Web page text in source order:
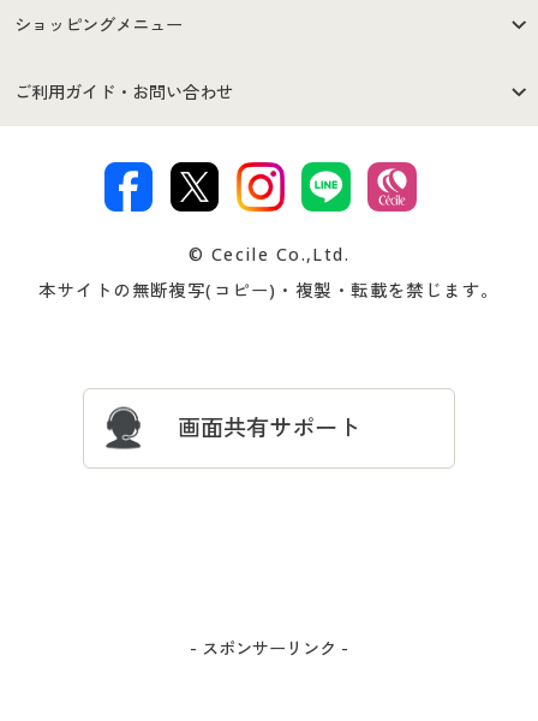
はじめての方へ
セシールご利用規約
著作権・商標について 会社案内
ショッピングメニュー
商品カテゴリ
プレゼント＆キャンペーン サイトマップ
ご利用ガイド・お問い合わせ
交換・返品は お支払は
ついて
忘れの場合
© Cecile Co.,Ltd.
本サイトの無断複写(コピー)・複製・転載を禁じます。
画面共有サポート
- スポンサーリンク -